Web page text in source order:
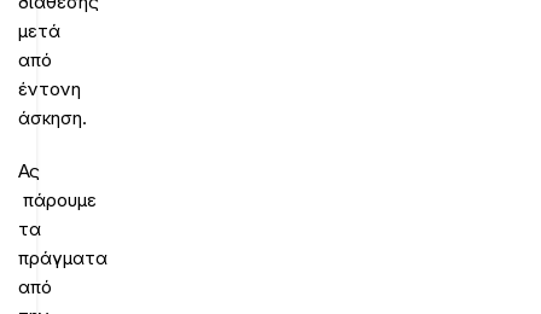
μετά
από
έντονη
άσκηση.
Ας
πάρουμε
τα
πράγματα
από